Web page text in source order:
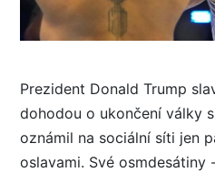
Prezident Donald Trump
dohodou o ukončení války
oznámil na sociální síti jen
oslavami. Své